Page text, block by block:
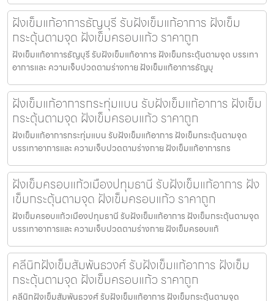
ฝังเข็มแก้อาการธัญบุรี รับฝังเข็มแก้อาการ ฝังเข็ม
กระตุ้นตามจุด ฝังเข็มครอบแก้ว ราคาถูก
ฝังเข็มแก้อาการธัญบุรี รับฝังเข็มแก้อาการ ฝังเข็มกระตุ้นตามจุด บรรเทา
อาการและ ความเจ็บปวดตามร่างกาย ฝังเข็มแก้อาการธัญบุ
ฝังเข็มแก้อาการกระทุ่มแบน รับฝังเข็มแก้อาการ ฝังเข็ม
กระตุ้นตามจุด ฝังเข็มครอบแก้ว ราคาถูก
ฝังเข็มแก้อาการกระทุ่มแบน รับฝังเข็มแก้อาการ ฝังเข็มกระตุ้นตามจุด
บรรเทาอาการและ ความเจ็บปวดตามร่างกาย ฝังเข็มแก้อาการกร
ฝังเข็มครอบแก้วเมืองปทุมธานี รับฝังเข็มแก้อาการ ฝัง
เข็มกระตุ้นตามจุด ฝังเข็มครอบแก้ว ราคาถูก
ฝังเข็มครอบแก้วเมืองปทุมธานี รับฝังเข็มแก้อาการ ฝังเข็มกระตุ้นตามจุด
บรรเทาอาการและ ความเจ็บปวดตามร่างกาย ฝังเข็มครอบแก้
คลีนิกฝังเข็มสัมพันธวงศ์ รับฝังเข็มแก้อาการ ฝังเข็ม
กระตุ้นตามจุด ฝังเข็มครอบแก้ว ราคาถูก
คลีนิกฝังเข็มสัมพันธวงศ์ รับฝังเข็มแก้อาการ ฝังเข็มกระตุ้นตามจุด